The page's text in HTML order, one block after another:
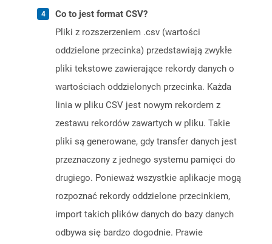
Co to jest format CSV?
Pliki z rozszerzeniem .csv (wartości
oddzielone przecinka) przedstawiają zwykłe
pliki tekstowe zawierające rekordy danych o
wartościach oddzielonych przecinka. Każda
linia w pliku CSV jest nowym rekordem z
zestawu rekordów zawartych w pliku. Takie
pliki są generowane, gdy transfer danych jest
przeznaczony z jednego systemu pamięci do
drugiego. Ponieważ wszystkie aplikacje mogą
rozpoznać rekordy oddzielone przecinkiem,
import takich plików danych do bazy danych
odbywa się bardzo dogodnie. Prawie